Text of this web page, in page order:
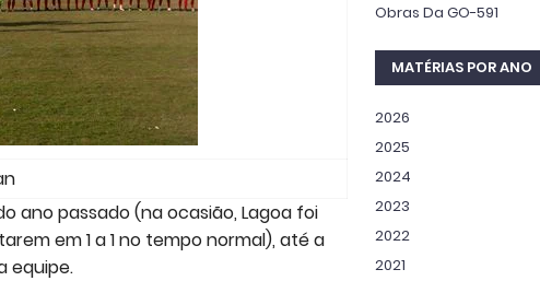
ano passado (na ocasião, Lagoa foi
em 1 a 1 no tempo normal), até a
equipe.
Obras Da GO-591
MATÉRIAS POR ANO
2026
2025
2024
2023
2022
2021